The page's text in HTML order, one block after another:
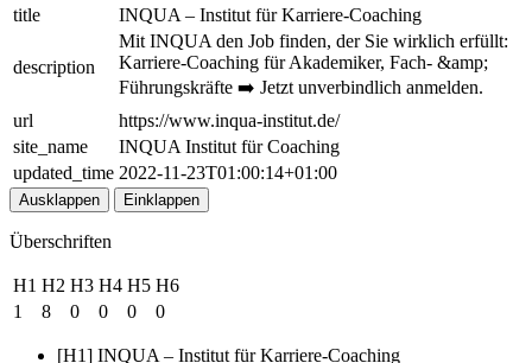
title
INQUA – Institut für Karriere-Coaching
description
Mit INQUA den Job finden, der Sie wirklich erfüllt:
Karriere-Coaching für Akademiker, Fach- &amp;
Führungskräfte ➡️ Jetzt unverbindlich anmelden.
url
https://www.inqua-institut.de/
site_name
INQUA Institut für Coaching
updated_time 2022-11-23T01:00:14+01:00
Ausklappen Einklappen
Überschriften
H1 H2 H3 H4 H5 H6
1
8 0 0 0 0
[H1] INQUA – Institut für Karriere-Coaching